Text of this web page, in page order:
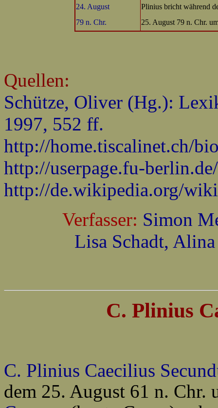
24. August
79 n. Chr.
Plinius bricht während
25. August 79 n. Chr.
Quellen:
Schütze, Oliver (Hg.):
1997, 552 ff.
http://home.tiscalinet.ch/
http://userpage.fu-
http://de.wikipedia.org/
Verfasser: Simon
Lisa Schadt,
C. Plinius
C. Plinius Caecilius
dem 25. August 61 n. Chr.